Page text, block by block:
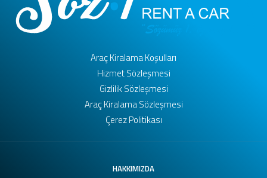
Araç Kiralama Koşulları
Hizmet Sözleşmesi
Gizlilik Sözleşmesi
Araç Kiralama Sözleşmesi
Çerez Politikası
HAKKIMIZDA